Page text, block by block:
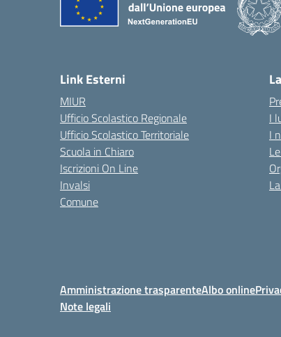
Link Esterni
MIUR
Ufficio Scolastico Regionale
Ufficio Scolastico Territoriale
Scuola in Chiaro
Iscrizioni On Line
Invalsi
Comune
I
I
Amministrazione trasparenteAlbo online
Note legali